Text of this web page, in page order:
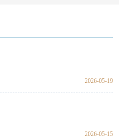
2026-05-19
2026-05-15